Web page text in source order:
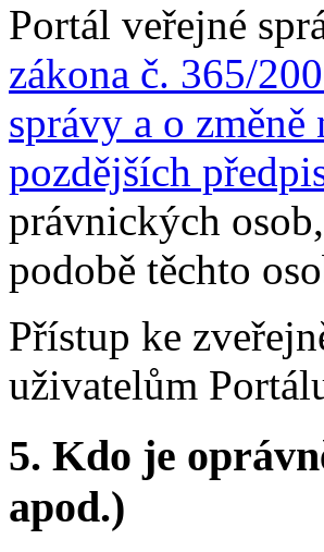
Portál veřejné
zákona č. 365/
správy a o
pozdějších
právnických
podobě těchto
Přístup ke
uživatelům
5. Kdo je
apod.)